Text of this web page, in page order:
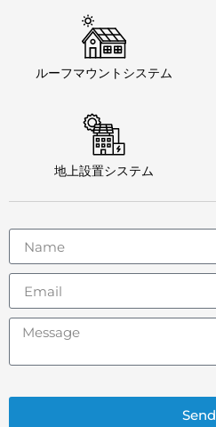
ルーフマウントシステム
地上設置システム
Send